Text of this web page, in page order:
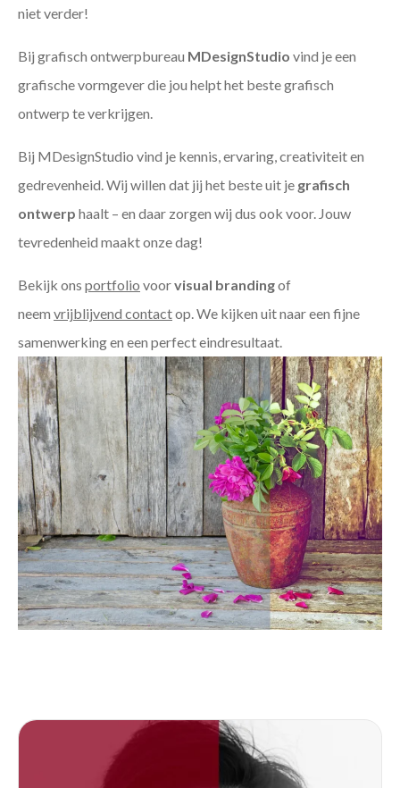
niet verder!
Bij grafisch ontwerpbureau MDesignStudio vind je een
grafische vormgever die jou helpt het beste grafisch
ontwerp te verkrijgen.
Bij MDesignStudio vind je kennis, ervaring, creativiteit en
gedrevenheid. Wij willen dat jij het beste uit je grafisch
ontwerp haalt – en daar zorgen wij dus ook voor. Jouw
tevredenheid maakt onze dag!
Bekijk ons portfolio voorvisual brandingof
neem vrijblijvend contactop. We kijken uit naar een fijne
samenwerking en een perfect eindresultaat.